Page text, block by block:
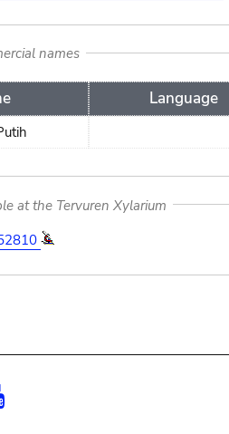
names
Language
at the Tervuren Xylarium